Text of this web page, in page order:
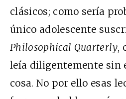
clásicos; como sería
único adolescente
Philosophical Quarterly,
leía diligentemente sin
cosa. No por ello esas